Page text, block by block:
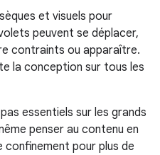
et visuels pour
peuvent se déplacer,
contraints ou apparaître.
la conception sur tous les
essentiels sur les grands
penser au contenu en
pour plus de